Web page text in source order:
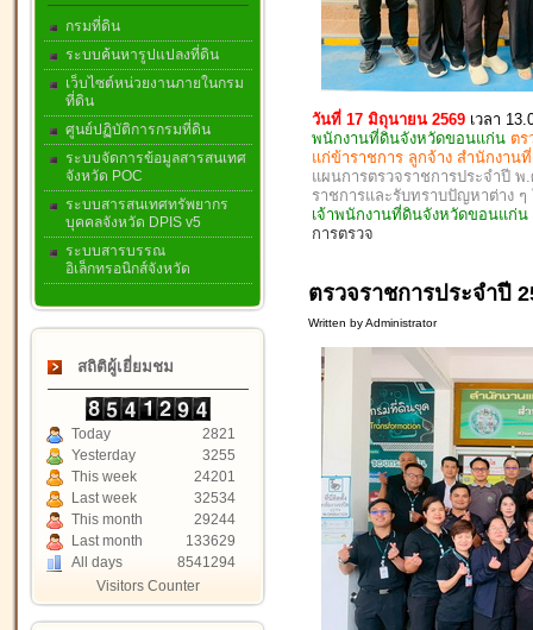
กรมที่ดิน
ระบบค้นหารูปแปลงที่ดิน
เว็บไซต์หน่วยงานภายในกรม
ที่ดิน
ศูนย์ปฏิบัติการกรมที่ดิน
ระบบจัดการข้อมูลสารสนเทศ
จังหวัด POC
ระบบสารสนเทศทรัพยากร
บุคคลจังหวัด DPIS v5
ระบบสารบรรณ
อิเล็กทรอนิกส์จังหวัด
สถิติผู้เยี่ยมชม
Today
2821
Yesterday
3255
This week
24201
Last week
32534
This month
29244
Last month
133629
All days
8541294
Visitors Counter
วันที่ 17 มิถุนายน 2569 เวลา
พนักงานที่ดินจังหวัดขอนแก่น ตร
แก่ข้าราชการ ลูกจ้าง สำนักงา
แผนการตรวจราชการประจำปี พ
ราชการและรับทราบปัญหาต่าง
เจ้าพนักงานที่ดินจังหวัดขอนแก่
การตรวจ
ตรวจราชการประจำปี
Written by Administrator